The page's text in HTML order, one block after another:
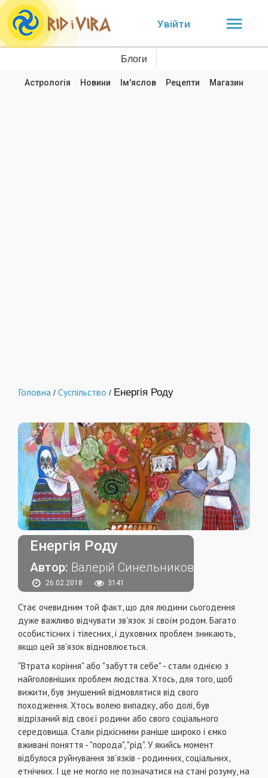
Увійти
Блоги
Астрологія Новини Ім'яслов Рецепти Магазин
Головна / Суспільство / Енергія Роду
Енергія Роду
Автор: Валерій Синельников
26.02.2018 3141
Стає очевидним той факт, що для людини сьогодення
дуже важливо відчувати зв'язок зі своїм родом. Багато
особистісних і тілесних, і духовних проблем зникають,
якщо цей зв'язок відновлюється.
"Втрата коріння" або "забуття себе" - стали однією з
найголовніших проблем людства. Хтось, для того, щоб
вижити, був змушений відмовлятися від свого
походження. Хтось волею випадку, або долі, був
відрізаний від своєї родини або свого соціального
середовища. Стали рідкісними раніше широко і ємко
вживані поняття - "порода", "рід". У якийсь момент
відбулося руйнування зв'язків - родинних, соціальних,
етнічних. І це не могло не позначатися на стані розуму, на